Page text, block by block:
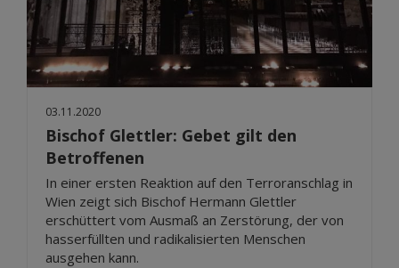
03.11.2020
Bischof Glettler: Gebet gilt den
Betroffenen
In einer ersten Reaktion auf den Terroranschlag in
Wien zeigt sich Bischof Hermann Glettler
erschüttert vom Ausmaß an Zerstörung, der von
hasserfüllten und radikalisierten Menschen
ausgehen kann.